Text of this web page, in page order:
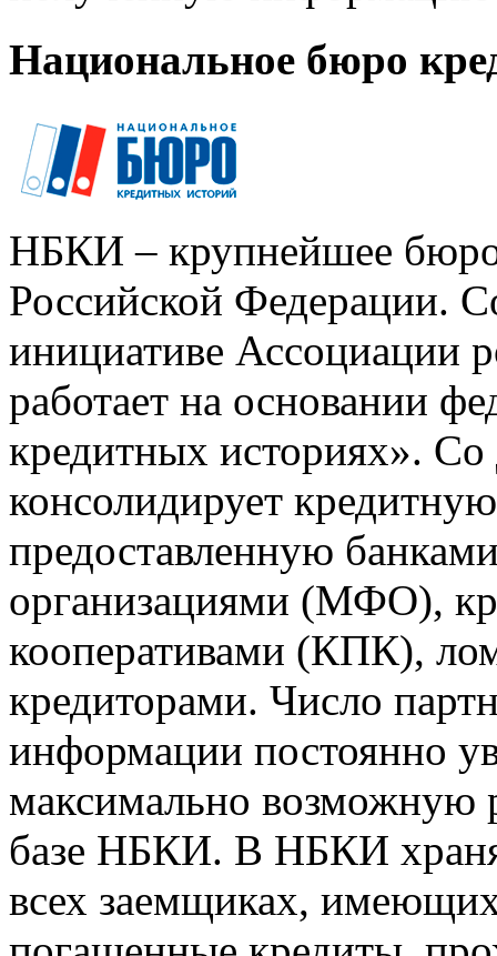
Национальное бюро
НБКИ – крупнейшее
Российской Федерации.
инициативе Ассоциации
работает на основании
кредитных историях».
консолидирует
предоставленную
организациями (МФО),
кооперативами (КПК),
кредиторами. Число
информации постоянно
максимально возможную
базе НБКИ. В НБКИ
всех заемщиках,